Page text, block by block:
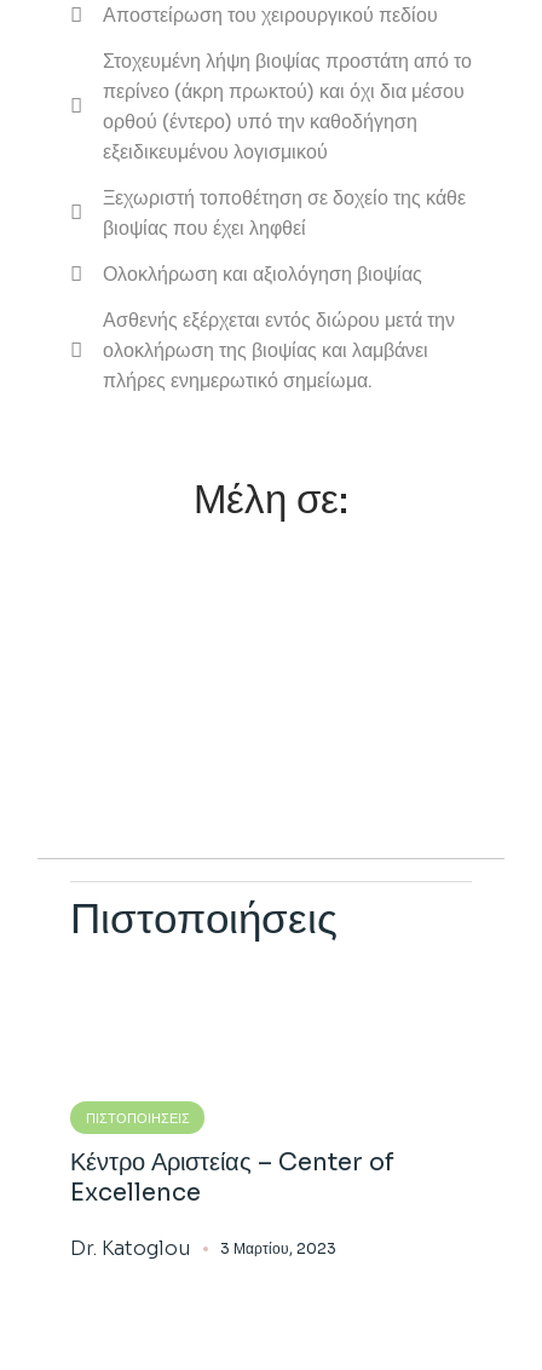
Αποστείρωση του χειρουργικού πεδίου
Στοχευμένη λήψη βιοψίας προστάτη από το
περίνεο (άκρη πρωκτού) και όχι δια μέσου
ορθού (έντερο) υπό την καθοδήγηση
εξειδικευμένου λογισμικού
Ξεχωριστή τοποθέτηση σε δοχείο της κάθε
βιοψίας που έχει ληφθεί
Ολοκλήρωση και αξιολόγηση βιοψίας
Ασθενής εξέρχεται εντός διώρου μετά την
ολοκλήρωση της βιοψίας και λαμβάνει
πλήρες ενημερωτικό σημείωμα.
Μέλη σε:
Πιστοποιήσεις
ΠΙΣΤΟΠΟΙΉΣΕΙΣ
Κέντρο Αριστείας – Center of
Excellence
Dr. Katoglou 3 Μαρτίου, 2023